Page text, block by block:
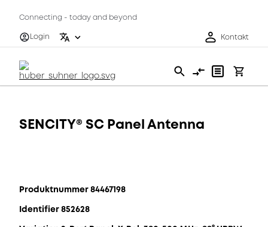
Connecting - today and beyond
Login
Kontakt
SENCITY® SC Panel Antenna
Produktnummer 84467198
Identifier 852628